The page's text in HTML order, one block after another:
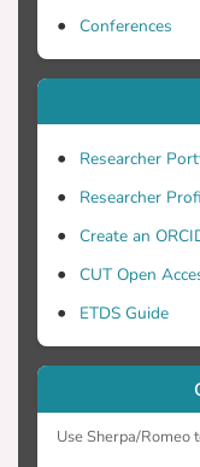
Conferences
Researcher
Researcher
Create an
CUT Open
ETDS Guide
Use Sherpa/Romeo